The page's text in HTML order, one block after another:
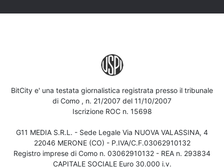
BitCity e' una testata giornalistica registrata presso il tribunale
di Como , n. 21/2007 del 11/10/2007
Iscrizione ROC n. 15698
G11 MEDIA S.R.L. - Sede Legale Via NUOVA VALASSINA, 4
22046 MERONE (CO) - P.IVA/C.F.03062910132
Registro imprese di Como n. 03062910132 - REA n. 293834
CAPITALE SOCIALE Euro 30.000 i.v.